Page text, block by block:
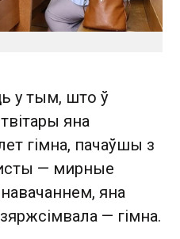
у тым, што ў
яна
гімна, пачаўшы з
— мирные
яна
— гімна.